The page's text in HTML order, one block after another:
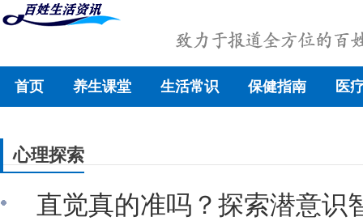
首页 养生课堂 生活常识 保健指南 医
心理探索
直觉真的准吗？探索潜意识